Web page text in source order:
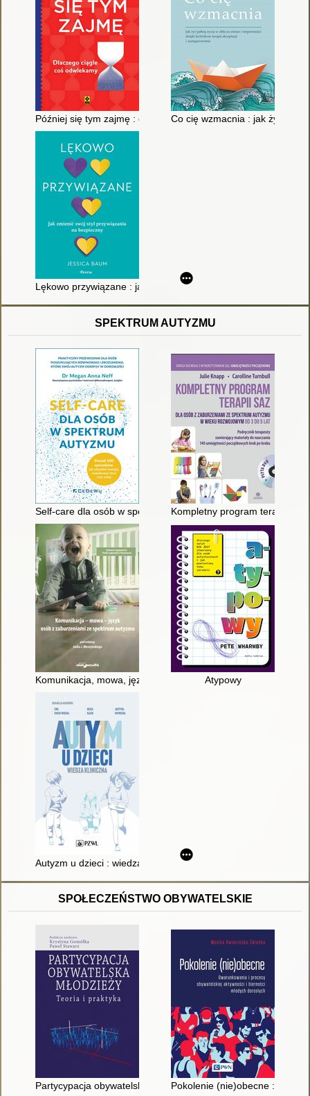
Później się tym zajmę : dlaczego ciągle coś odwlekamy
Co cię wzmacnia : jak żyć
Lękowo przywiązane : jak zmienić swój styl przywiązania na
SPEKTRUM AUTYZMU
Self-care dla osób w spektrum autyzmu : ponad 100
Kompletny program terapii
Komunikacja, mowa, język osób z zaburzeniami ze spektrum
Atypowy
Autyzm u dzieci : wiedza kliniczna
SPOŁECZEŃSTWO OBYWATELSKIE
Partycypacja obywatelska młodzieży : teoria i praktyka
Pokolenie (nie)obecne :